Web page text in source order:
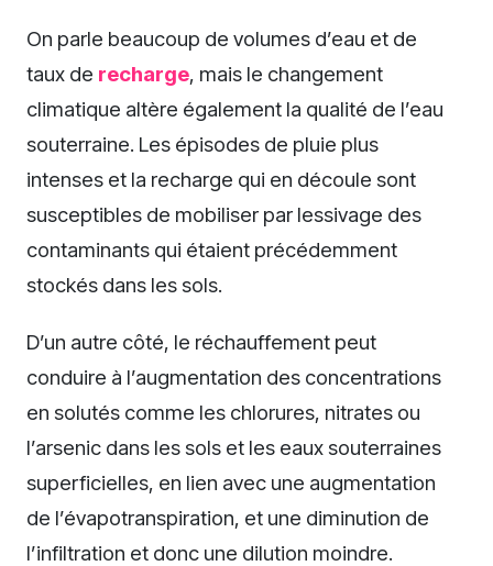
On parle beaucoup de volumes d’eau et de
taux de recharge, mais le changement
climatique altère également la qualité de l’eau
souterraine. Les épisodes de pluie plus
intenses et la recharge qui en découle sont
susceptibles de mobiliser par lessivage des
contaminants qui étaient précédemment
stockés dans les sols.
D’un autre côté, le réchauffement peut
conduire à l’augmentation des concentrations
en solutés comme les chlorures, nitrates ou
l’arsenic dans les sols et les eaux souterraines
superficielles, en lien avec une augmentation
de l’évapotranspiration, et une diminution de
l’infiltration et donc une dilution moindre.